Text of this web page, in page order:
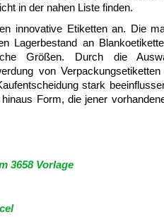
in der nahen Liste finden.
innovative Etiketten an. Die
Lagerbestand an
Größen. Durch die
von
stark
Form, die jener
3658 Vorlage